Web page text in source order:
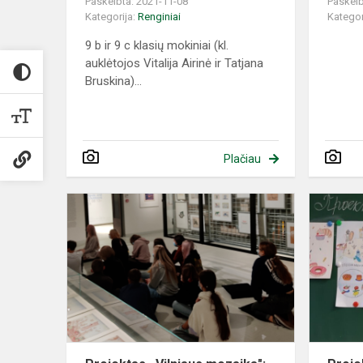
Kategorija: Renginiai
9 b ir 9 c klasių mokiniai (kl.
auklėtojos Vitalija Airinė ir Tatjana
Bruskina)...
Plačiau
Projektas
,,Vilniaus
mozaika":
teatrinė
edukacija
Radvilų...